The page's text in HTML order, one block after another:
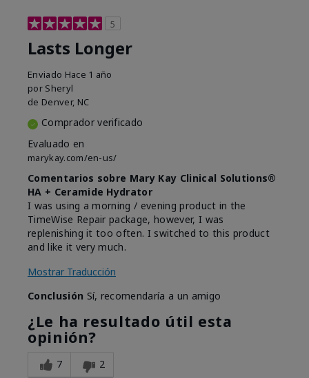
5
Lasts Longer
Enviado Hace 1 año
por Sheryl
de Denver, NC
Comprador verificado
Evaluado en
marykay.com/en-us/
Comentarios sobre Mary Kay Clinical Solutions®
HA + Ceramide Hydrator
I was using a morning / evening product in the
TimeWise Repair package, however, I was
replenishing it too often. I switched to this product
and like it very much.
Mostrar Traducción
Conclusión Sí, recomendaría a un amigo
¿Le ha resultado útil esta
opinión?
7 2